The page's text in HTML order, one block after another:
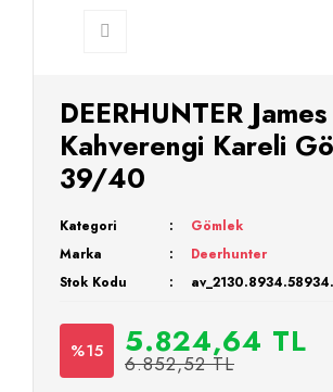
DEERHUNTER James
Kahverengi Kareli
39/40
Kategori
Gömlek
Marka
Deerhunter
Stok Kodu
%15 5.824,64 TL
6.852,52 TL